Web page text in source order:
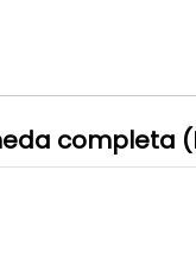
completa